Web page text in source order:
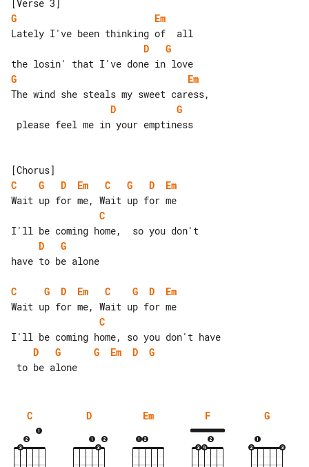
G
Em
D
G
G
Em
D
G
C
G D Em C G D
Em
C
D
G
have to be alone
C G D Em C G D
Em
C
D
G G Em D
G
C D Em F G